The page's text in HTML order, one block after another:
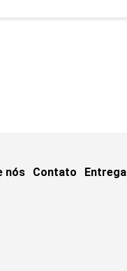
nós
Contato Entrega